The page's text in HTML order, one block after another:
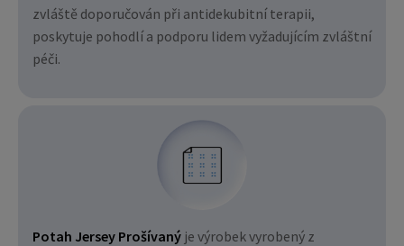
zvláště doporučován při antidekubitní terapii,
poskytuje pohodlí a podporu lidem vyžadujícím zvláštní
péči.
Potah Jersey Prošívaný je výrobek vyrobený z